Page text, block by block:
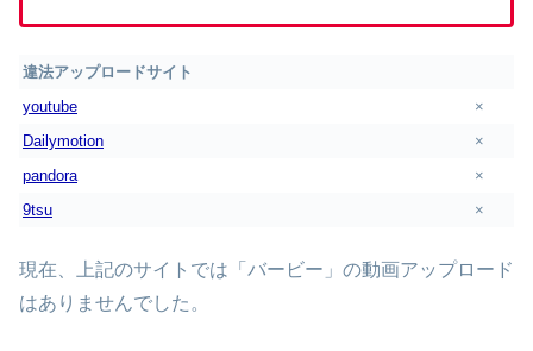
違法アップロードサイト
youtube
×
Dailymotion
×
pandora
×
9tsu
×
現在、上記のサイトでは「バービー」の動画アップロード
はありませんでした。